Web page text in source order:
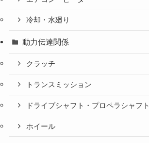
冷却・水廻り
動力伝達関係
クラッチ
トランスミッション
ドライブシャフト・プロペラシャフト
ホイール